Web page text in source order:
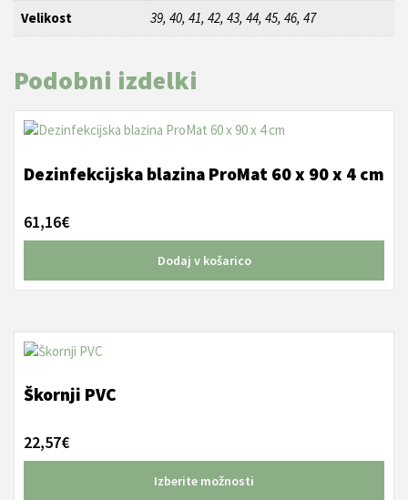
Velikost 39, 40, 41, 42, 43, 44, 45, 46, 47
Podobni izdelki
Dezinfekcijska blazina ProMat 60 x 90 x 4 cm
61,16€
Dodaj v košarico
Škornji PVC
22,57€
Izberite možnosti
Ta
ima
Možnosti